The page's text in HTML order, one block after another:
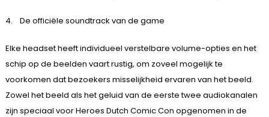
4. De officiële soundtrack van de game
Elke headset heeft individueel verstelbare volume-opties en het
schip op de beelden vaart rustig, om zoveel mogelijk te
voorkomen dat bezoekers misselijkheid ervaren van het beeld.
Zowel het beeld als het geluid van de eerste twee audiokanalen
zijn speciaal voor Heroes Dutch Comic Con opgenomen in de